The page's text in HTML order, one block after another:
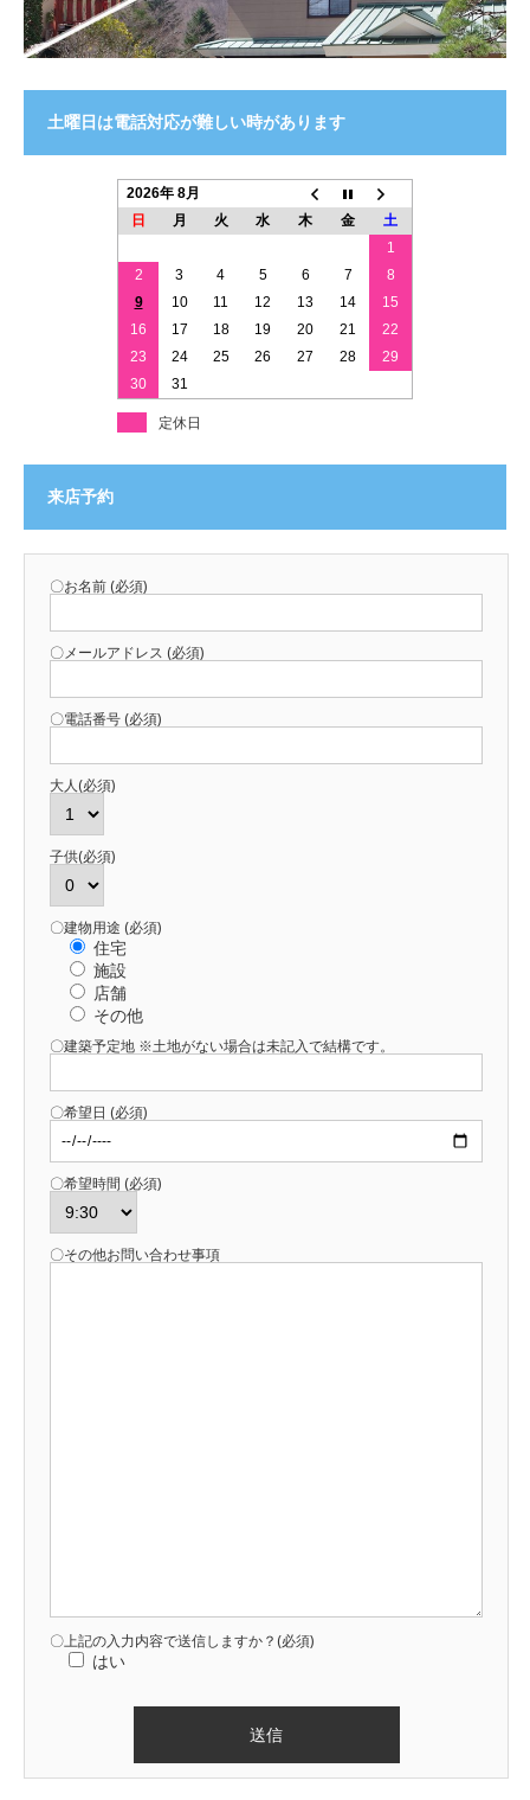
土曜日は電話対応が難しい時があります
2026年 8月
日
月 火 水 木 金
土
1
2
3 4 5 6 7
8
9
10 11 12 13 14
15
16
17 18 19 20 21
22
23
24 25 26 27 28
29
30
31
定休日
来店予約
〇お名前 (必須)
〇メールアドレス (必須)
〇電話番号 (必須)
大人(必須)
子供(必須)
〇建物用途 (必須)
住宅
施設
店舗
その他
〇建築予定地 ※土地がない場合は未記入で結構です。
〇希望日 (必須)
〇希望時間 (必須)
〇その他お問い合わせ事項
〇上記の入力内容で送信しますか？(必須)
はい